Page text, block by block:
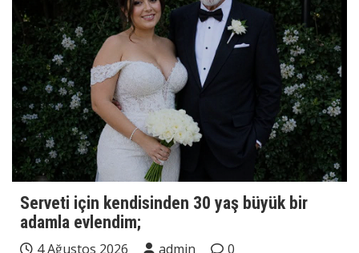
Serveti için kendisinden 30 yaş büyük bir
adamla evlendim;
4 Ağustos 2026 admin
0